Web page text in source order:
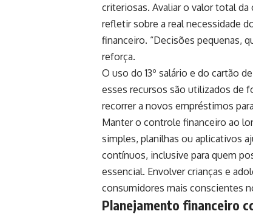
criteriosas. Avaliar o valor total
refletir sobre a real necessidade
financeiro. “Decisões pequenas,
reforça.
O uso do 13º salário e do cartão
esses recursos são utilizados de
recorrer a novos empréstimos
Manter o controle financeiro ao
simples, planilhas ou aplicativos
contínuos, inclusive para quem
essencial. Envolver crianças e
consumidores mais conscientes
Planejamento financeiro